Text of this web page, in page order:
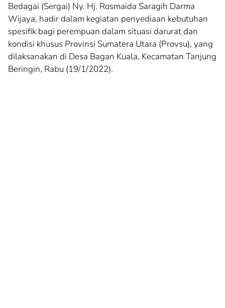
Bedagai (Sergai) Ny. Hj. Rosmaida Saragih Darma
Wijaya, hadir dalam kegiatan penyediaan kebutuhan
spesifik bagi perempuan dalam situasi darurat dan
kondisi khusus Provinsi Sumatera Utara (Provsu), yang
dilaksanakan di Desa Bagan Kuala, Kecamatan Tanjung
Beringin, Rabu (19/1/2022).